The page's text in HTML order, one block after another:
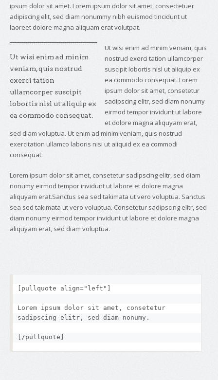
ipsum dolor sit amet. Lorem ipsum dolor sit amet, consectetuer
adipiscing elit, sed diam nonummy nibh euismod tincidunt ut
laoreet dolore magna aliquam erat volutpat.
Ut wisi enim ad minim
veniam, quis nostrud
exerci tation
ullamcorper suscipit
lobortis nisl ut aliquip ex
ea commodo consequat.
Ut wisi enim ad minim veniam, quis
nostrud exerci tation ullamcorper
suscipit lobortis nisl ut aliquip ex
ea commodo consequat. Lorem
ipsum dolor sit amet, consetetur
sadipscing elitr, sed diam nonumy
eirmod tempor invidunt ut labore
et dolore magna aliquyam erat,
sed diam voluptua. Ut enim ad minim veniam, quis nostrud
exercitation ullamco laboris nisi ut aliquid ex ea commodi
consequat.
Lorem ipsum dolor sit amet, consetetur sadipscing elitr, sed diam
nonumy eirmod tempor invidunt ut labore et dolore magna
aliquyam erat.Sanctus sea sed takimata ut vero voluptua. Sanctus
sea sed takimata ut vero voluptua. Consetetur sadipscing elitr, sed
diam nonumy eirmod tempor invidunt ut labore et dolore magna
aliquyam erat, sed diam voluptua.
[pullquote align="left"]
Lorem ipsum dolor sit amet, consetetur
sadipscing elitr, sed diam nonumy.
[/pullquote]